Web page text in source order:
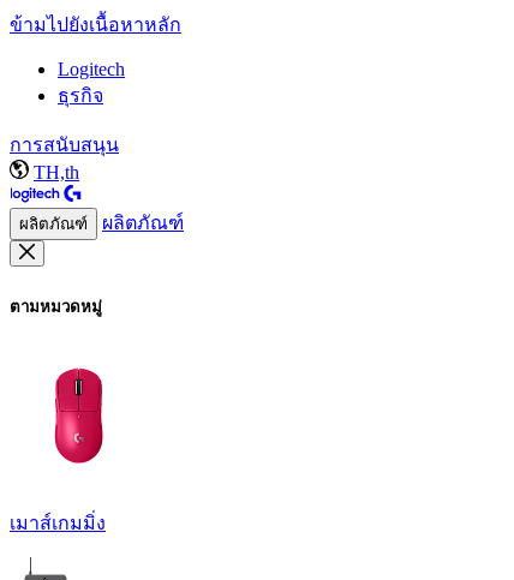
ข้ามไปยังเนื้อหาหลัก
Logitech
ธุรกิจ
การสนับสนุน
TH,th
ผลิตภัณฑ์ ผลิตภัณฑ์
ตามหมวดหมู่
เมาส์เกมมิ่ง